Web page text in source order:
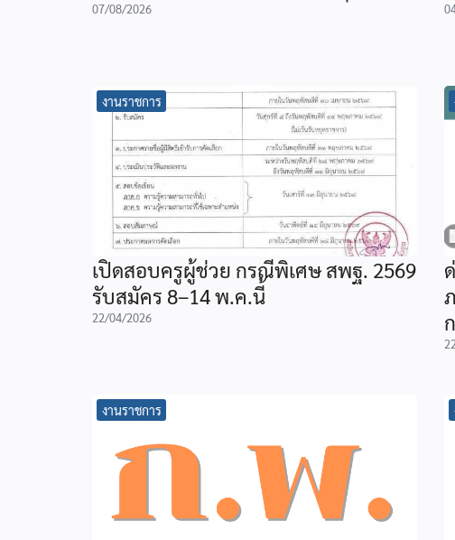
07/08/2026
งานราชการ
เปิดสอบครูผู้ช่วย กรณีพิเศษ สพฐ. 2569
รับสมัคร 8–14 พ.ค.นี้
22/04/2026
งานราชการ